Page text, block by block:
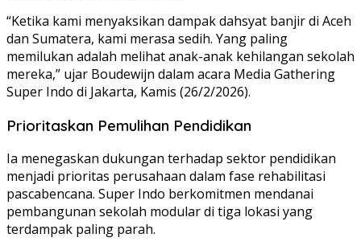
“Ketika kami menyaksikan dampak dahsyat banjir di Aceh
dan Sumatera, kami merasa sedih. Yang paling
memilukan adalah melihat anak-anak kehilangan sekolah
mereka,” ujar Boudewijn dalam acara Media Gathering
Super Indo di Jakarta, Kamis (26/2/2026).
Prioritaskan Pemulihan Pendidikan
Ia menegaskan dukungan terhadap sektor pendidikan
menjadi prioritas perusahaan dalam fase rehabilitasi
pascabencana. Super Indo berkomitmen mendanai
pembangunan sekolah modular di tiga lokasi yang
terdampak paling parah.